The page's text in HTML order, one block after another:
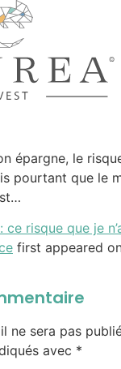
épargne, le
pourtant que le
ce risque que je
first appeared
ne sera pas
avec *